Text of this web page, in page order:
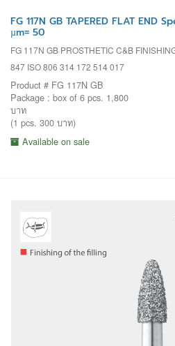
FG 117N GB TAPERED FLAT END
µm= 50
FG 117N GB PROSTHETIC C&B
847 ISO 806 314 172 514 017
Product # FG 117N GB
Package : box of 6 pcs. 1,800
บาท
(1 pcs. 300 บาท)
Available on sale